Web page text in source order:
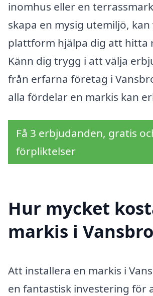
inomhus eller en
skapa en mysig utemiljö, kan
plattform hjälpa dig att hitta
Känn dig trygg i att välja
från erfarna företag i
alla fördelar en markis kan
Få 3 erbjudanden, gratis
förpliktelser
Hur mycket
markis i
Att installera en markis i
en fantastisk investering för